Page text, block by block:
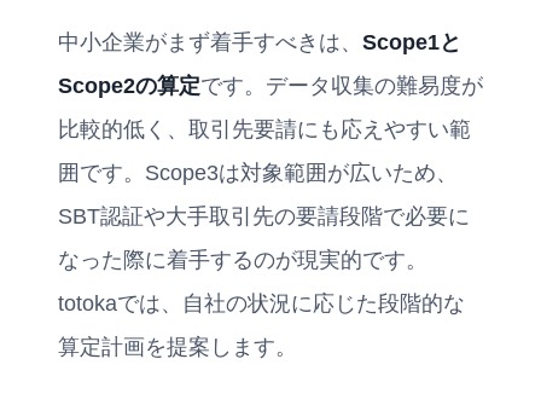
中小企業がまず着手すべきは、 Scope1と
Scope2の算定です。データ収集の難易度が
比較的低く、取引先要請にも応えやすい範
囲です。Scope3は対象範囲が広いため、
SBT認証や大手取引先の要請段階で必要に
なった際に着手するのが現実的です。
totokaでは、自社の状況に応じた段階的な
算定計画を提案します。